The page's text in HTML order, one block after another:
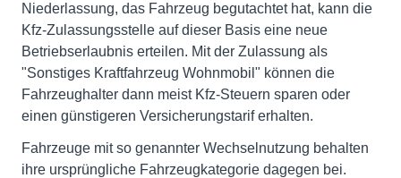
Niederlassung, das Fahrzeug begutachtet hat, kann die
Kfz-Zulassungsstelle auf dieser Basis eine neue
Betriebserlaubnis erteilen. Mit der Zulassung als
"Sonstiges Kraftfahrzeug Wohnmobil" können die
Fahrzeughalter dann meist Kfz-Steuern sparen oder
einen günstigeren Versicherungstarif erhalten.
Fahrzeuge mit so genannter Wechselnutzung behalten
ihre ursprüngliche Fahrzeugkategorie dagegen bei.